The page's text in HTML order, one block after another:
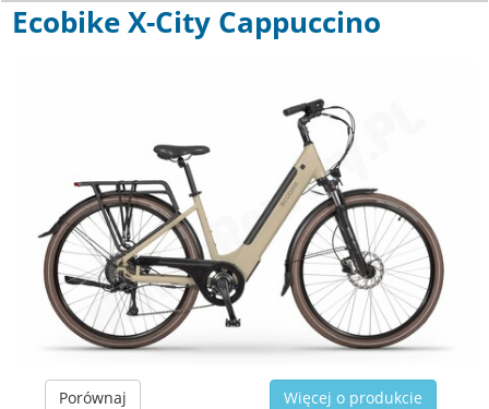
Ecobike X-City Cappuccino
Porównaj
Więcej o produkcie